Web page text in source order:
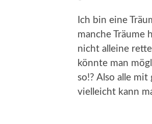
Ich bin eine
manche Träume
nicht alleine
könnte man
so!? Also alle
vielleicht kann